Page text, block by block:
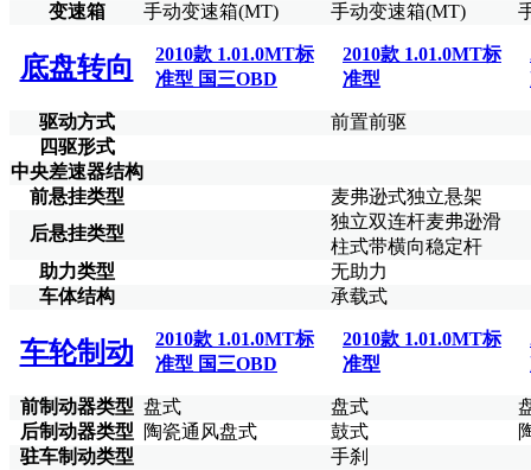
变速箱
手动变速箱(MT) 手动变速箱(MT)
底盘转向
2010款 1.01.0MT标
准型 国三OBD
2010款 1.01.0MT标
准型
驱动方式
前置前驱
四驱形式
中央差速器结构
前悬挂类型
麦弗逊式独立悬架
后悬挂类型
独立双连杆麦弗逊滑
柱式带横向稳定杆
助力类型
无助力
车体结构
承载式
车轮制动
2010款 1.01.0MT标
准型 国三OBD
2010款 1.01.0MT标
准型
前制动器类型 盘式 盘式
后制动器类型
陶瓷通风盘式 鼓式
驻车制动类型
手刹